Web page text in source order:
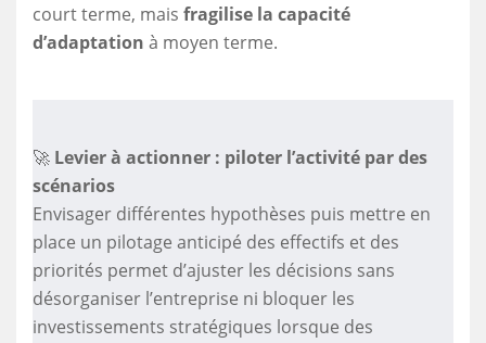
court terme, mais fragilise la capacité
d’adaptation à moyen terme.
🚀 Levier à actionner : piloter l’activité par des
scénarios
Envisager différentes hypothèses puis mettre en
place un pilotage anticipé des effectifs et des
priorités permet d’ajuster les décisions sans
désorganiser l’entreprise ni bloquer les
investissements stratégiques lorsque des